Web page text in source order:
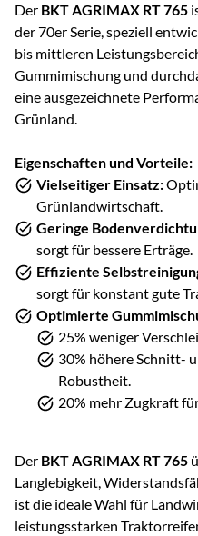
Der BKT AGRIMAX RT 765
der 70er Serie, speziell
bis mittleren
Gummimischung und
eine ausgezeichnete
Grünland.
Eigenschaften und Vorteile:
Vielseitiger Einsatz:
Grünlandwirtschaft.
Geringe
sorgt für bessere Erträge.
Effiziente
sorgt für konstant gute
Optimierte
25% weniger
30% höhere Schnitt-
Robustheit.
20% mehr Zugkraft
Der BKT AGRIMAX RT 765
Langlebigkeit,
ist die ideale Wahl für
leistungsstarken